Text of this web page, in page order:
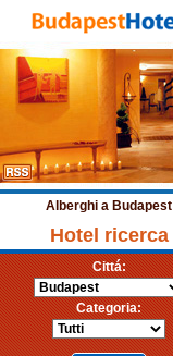
Alberghi a Budapest
Hotel ricerca
Cittá:
Categoria: